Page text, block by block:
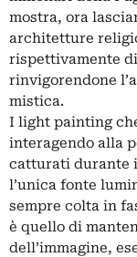
mostra, ora
architetture
rispettivamente
rinvigorendone
mistica.
I light painting
interagendo alla
catturati durante
l’unica fonte
sempre colta in
è quello di
dell’immagine,